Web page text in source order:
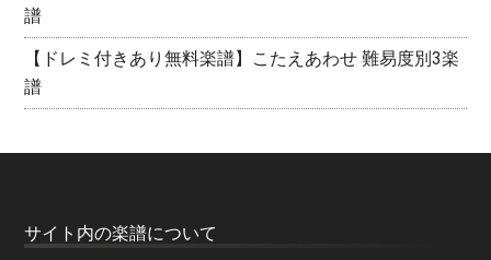
譜
【ドレミ付きあり無料楽譜】こたえあわせ 難易度別3楽
譜
サイト内の楽譜について